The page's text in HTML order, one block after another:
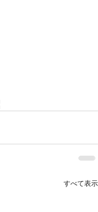
すべて表示